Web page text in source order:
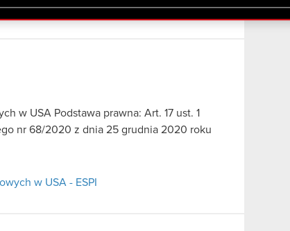
w USA Podstawa prawna: Art. 17 ust. 1
nr 68/2020 z dnia 25 grudnia 2020 roku
w USA - ESPI